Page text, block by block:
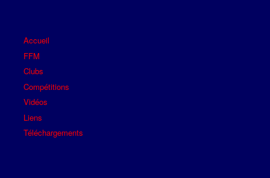
Accueil
FFM
Clubs
Compétitions
Vidéos
Liens
Téléchargements